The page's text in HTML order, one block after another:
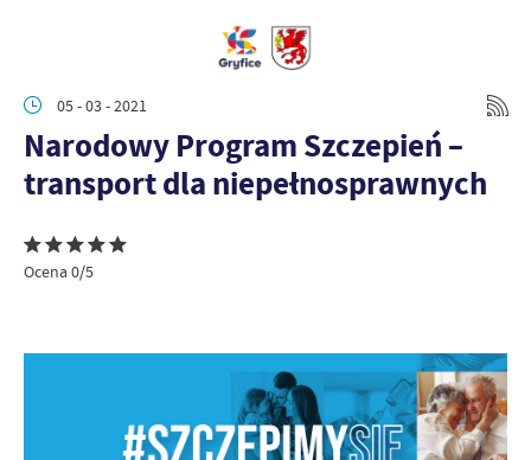
05 - 03 - 2021
Narodowy Program Szczepień –
transport dla niepełnosprawnych
Ocena 0/5